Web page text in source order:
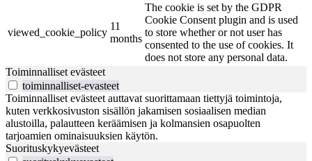
viewed_cookie_policy
11
months
The cookie is set by the GDPR
Cookie Consent plugin and is used
to store whether or not user has
consented to the use of cookies. It
does not store any personal data.
Toiminnalliset evästeet
toiminnalliset-evasteet
Toiminnalliset evästeet auttavat suorittamaan tiettyjä toimintoja,
kuten verkkosivuston sisällön jakamisen sosiaalisen median
alustoilla, palautteen keräämisen ja kolmansien osapuolten
tarjoamien ominaisuuksien käytön.
Suorituskykyevästeet